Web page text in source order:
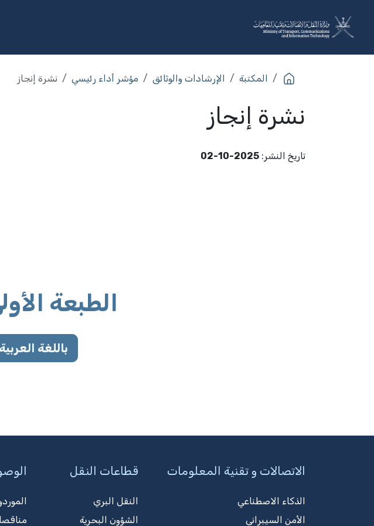
المكتبة الإرشادات والوثائق مؤشر أداء رئيسي نشرة إنجاز
نشرة إنجاز
تاريخ النشر :
2025-10-02
الطبعة
باللغة العربية
الاتصالات و تقنية المعلومات
الذكاء الاصطناعي
الأمن السيبراني
قطاعات النقل
النقل البري
الشؤون البحرية